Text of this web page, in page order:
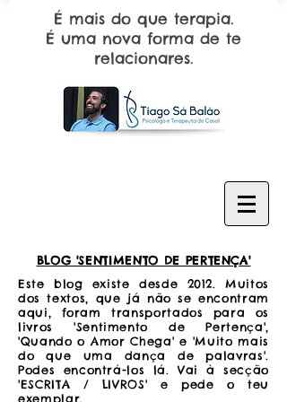
É mais do que terapia.
É uma nova forma de te
relacionares.
BLOG 'SENTIMENTO DE PERTENÇA'
Este blog existe desde 2012. Muitos
dos textos, que já não se encontram
aqui, foram transportados para os
livros 'Sentimento de Pertença',
'Quando o Amor Chega' e 'Muito mais
do que uma dança de palavras'.
Podes encontrá-los lá. Vai à secção
'ESCRITA / LIVROS' e pede o teu
exemplar.